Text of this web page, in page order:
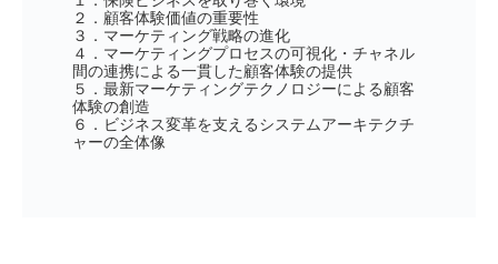
２．顧客体験価値の重要性
３．マーケティング戦略の進化
４．マーケティングプロセスの可視化・チャネル
間の連携による一貫した顧客体験の提供
５．最新マーケティングテクノロジーによる顧客
体験の創造
６．ビジネス変革を支えるシステムアーキテクチ
ャーの全体像